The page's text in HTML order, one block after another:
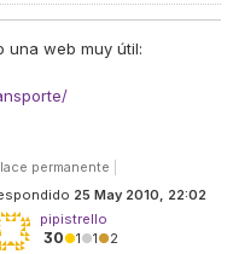
una web muy útil:
permanente
25 May 2010, 22:02
pipistrello
30●1●1●2